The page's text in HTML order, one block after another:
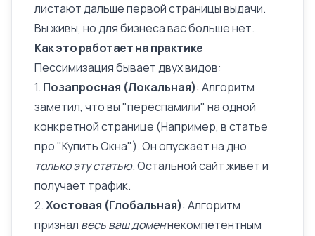
листают дальше первой страницы выдачи.
Вы живы, но для бизнеса вас больше нет.
Как это работает на практике
Пессимизация бывает двух видов:
1. Позапросная (Локальная): Алгоритм
заметил, что вы "переспамили" на одной
конкретной странице (Например, в статье
про "Купить Окна"). Он опускает на дно
только эту статью. Остальной сайт живет и
получает трафик.
2.Хостовая (Глобальная): Алгоритм
признал весь ваш доменнекомпетентным